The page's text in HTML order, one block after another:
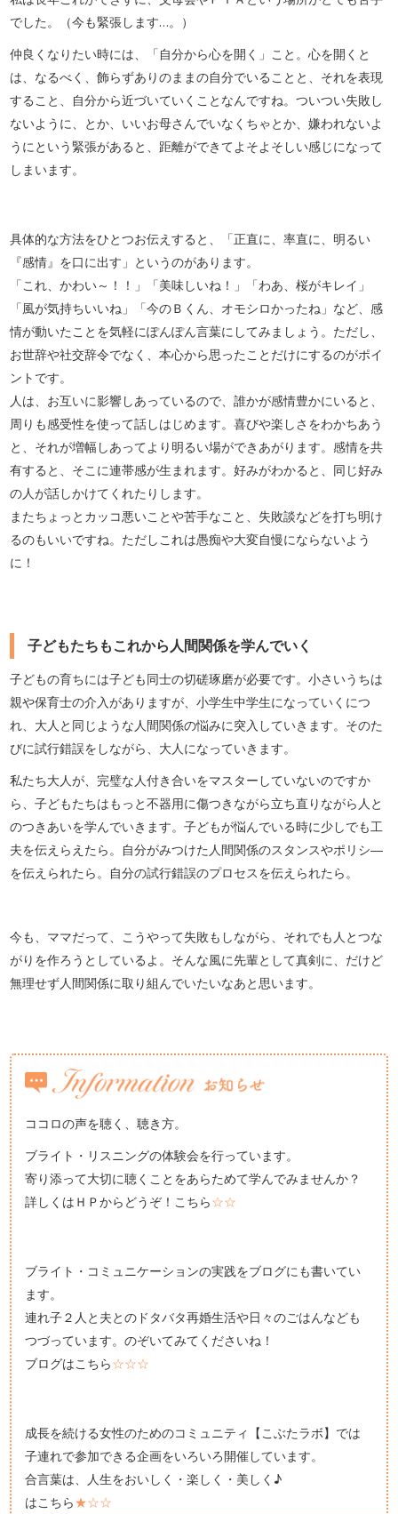
でした。（今も緊張します…。）
仲良くなりたい時には、「自分から心を開く」こと。心を開くと
は、なるべく、飾らずありのままの自分でいることと、それを表現
すること、自分から近づいていくことなんですね。ついつい失敗し
ないように、とか、いいお母さんでいなくちゃとか、嫌われないよ
うにという緊張があると、距離ができてよそよそしい感じになって
しまいます。
具体的な方法をひとつお伝えすると、「正直に、率直に、明るい
『感情』を口に出す」というのがあります。
「これ、かわい～！！」「美味しいね！」「わあ、桜がキレイ」
「風が気持ちいいね」「今のＢくん、オモシロかったね」など、感
情が動いたことを気軽にぽんぽん言葉にしてみましょう。ただし、
お世辞や社交辞令でなく、本心から思ったことだけにするのがポイ
ントです。
人は、お互いに影響しあっているので、誰かが感情豊かにいると、
周りも感受性を使って話しはじめます。喜びや楽しさをわかちあう
と、それが増幅しあってより明るい場ができあがります。感情を共
有すると、そこに連帯感が生まれます。好みがわかると、同じ好み
の人が話しかけてくれたりします。
またちょっとカッコ悪いことや苦手なこと、失敗談などを打ち明け
るのもいいですね。ただしこれは愚痴や大変自慢にならないよう
に！
子どもたちもこれから人間関係を学んでいく
子どもの育ちには子ども同士の切磋琢磨が必要です。小さいうちは
親や保育士の介入がありますが、小学生中学生になっていくにつ
れ、大人と同じような人間関係の悩みに突入していきます。そのた
びに試行錯誤をしながら、大人になっていきます。
私たち大人が、完璧な人付き合いをマスターしていないのですか
ら、子どもたちはもっと不器用に傷つきながら立ち直りながら人と
のつきあいを学んでいきます。子どもが悩んでいる時に少しでも工
夫を伝えらえたら。自分がみつけた人間関係のスタンスやポリシ―
を伝えられたら。自分の試行錯誤のプロセスを伝えられたら。
今も、ママだって、こうやって失敗もしながら、それでも人とつな
がりを作ろうとしているよ。そんな風に先輩として真剣に、だけど
無理せず人間関係に取り組んでいたいなあと思います。
ココロの声を聴く、聴き方。
ブライト・リスニングの体験会を行っています。
寄り添って大切に聴くことをあらためて学んでみませんか？
詳しくはＨＰからどうぞ！こちら☆☆
ブライト・コミュニケーションの実践をブログにも書いてい
ます。
連れ子２人と夫とのドタバタ再婚生活や日々のごはんなども
つづっています。のぞいてみてくださいね！
ブログはこちら☆☆☆
成長を続ける女性のためのコミュニティ【こぶたラボ】では
子連れで参加できる企画をいろいろ開催しています。
合言葉は、人生をおいしく・楽しく・美しく♪
はこちら★☆☆